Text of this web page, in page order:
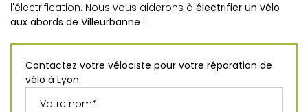
l'électrification. Nous vous aiderons à électrifier un vélo
aux abords de Villeurbanne !
Contactez votre vélociste pour votre réparation de
vélo à Lyon